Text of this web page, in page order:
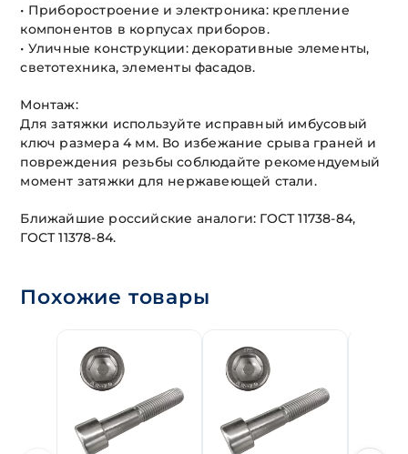
• Приборостроение и электроника: крепление
компонентов в корпусах приборов.
• Уличные конструкции: декоративные элементы,
светотехника, элементы фасадов.
Монтаж:
Для затяжки используйте исправный имбусовый
ключ размера 4 мм. Во избежание срыва граней и
повреждения резьбы соблюдайте рекомендуемый
момент затяжки для нержавеющей стали.
Ближайшие российские аналоги: ГОСТ 11738-84,
ГОСТ 11378-84.
Похожие товары